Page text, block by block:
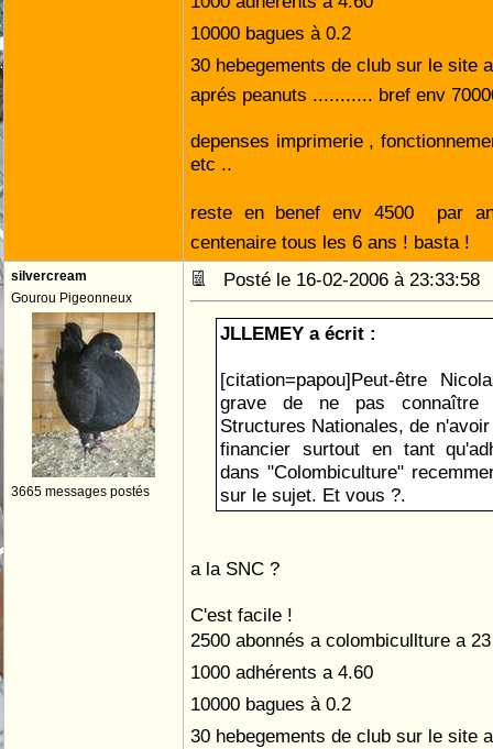
10000 bagues à 0.2
30 hebegements de club sur le site a
aprés peanuts ........... bref env
depenses imprimerie ,
etc ..
reste en benef env 4500  par
centenaire tous les 6 ans ! basta !
silvercream
Gourou Pigeonneux
3665 messages postés
Posté le 16-02-2006 à
JLLEMEY a écrit :
[citation=papou]Peut-être
grave de ne pas
Structures Nationales, de
financier surtout en tant
dans "Colombiculture"
sur le sujet. Et vous ?.
a la SNC ?
C'est facile !
2500 abonnés a colombicullture a 23
1000 adhérents a 4.60 
10000 bagues à 0.2
30 hebegements de club sur le site a